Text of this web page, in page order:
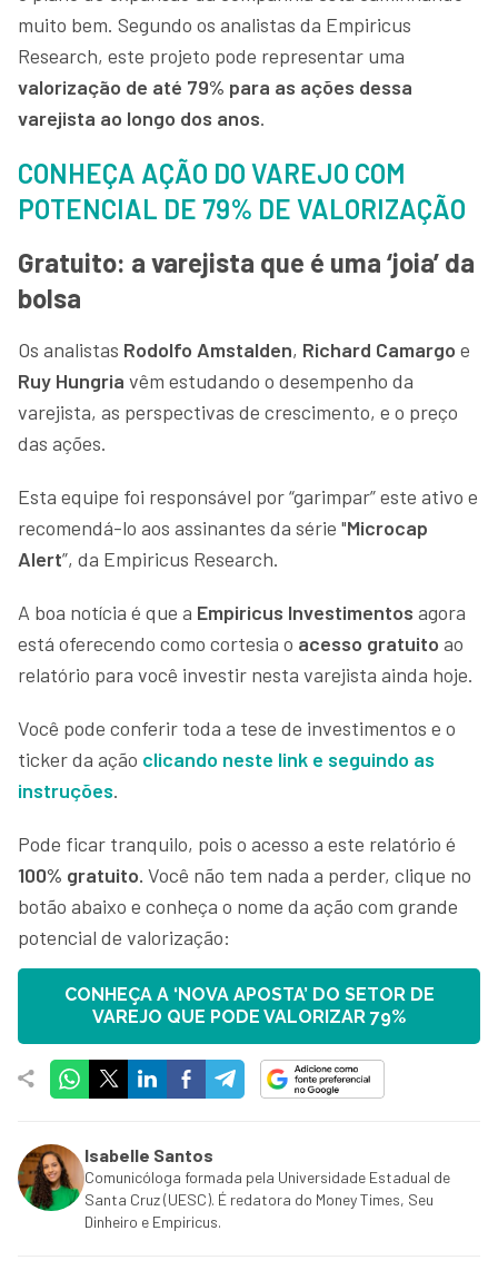
muito bem. Segundo os analistas da Empiricus
Research, este projeto pode representar uma
valorização de até 79% para as ações dessa
varejista ao longo dos anos.
CONHEÇA AÇÃO DO VAREJO COM
POTENCIAL DE 79% DE VALORIZAÇÃO
Gratuito: a varejista que é uma ‘joia’ da
bolsa
Os analistas Rodolfo Amstalden, Richard Camargo e
Ruy Hungria vêm estudando o desempenho da
varejista, as perspectivas de crescimento, e o preço
das ações.
Esta equipe foi responsável por “garimpar” este ativo e
recomendá-lo aos assinantes da série "Microcap
Alert”, da Empiricus Research.
A boa notícia é que a Empiricus Investimentos agora
está oferecendo como cortesia o acesso gratuito ao
relatório para você investir nesta varejista ainda hoje.
Você pode conferir toda a tese de investimentos e o
ticker da ação clicando neste link e seguindo as
instruções.
Pode ficar tranquilo, pois o acesso a este relatório é
100% gratuito. Você não tem nada a perder, clique no
botão abaixo e conheça o nome da ação com grande
potencial de valorização:
CONHEÇA A ‘NOVA APOSTA’ DO SETOR DE
VAREJO QUE PODE VALORIZAR 79%
Isabelle Santos
Comunicóloga formada pela Universidade Estadual de
Santa Cruz (UESC). É redatora do Money Times, Seu
Dinheiro e Empiricus.